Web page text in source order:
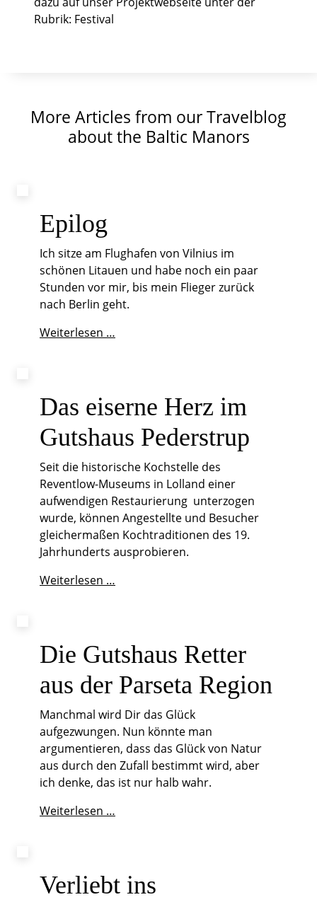
Rubrik: Festival
More Articles from our Travelblog
about the Baltic Manors
Epilog
Ich sitze am Flughafen von Vilnius im
schönen Litauen und habe noch ein paar
Stunden vor mir, bis mein Flieger zurück
nach Berlin geht.
Weiterlesen …
Das eiserne Herz im
Gutshaus Pederstrup
Seit die historische Kochstelle des
Reventlow-Museums in Lolland einer
aufwendigen Restaurierung unterzogen
wurde, können Angestellte und Besucher
gleichermaßen Kochtraditionen des 19.
Jahrhunderts ausprobieren.
Weiterlesen …
Gutshaus
Pederstrup
Die Gutshaus Retter
aus der Parseta Region
Manchmal wird Dir das Glück
aufgezwungen. Nun könnte man
argumentieren, dass das Glück von Natur
aus durch den Zufall bestimmt wird, aber
ich denke, das ist nur halb wahr.
Weiterlesen …
der
Parseta
Verliebt ins